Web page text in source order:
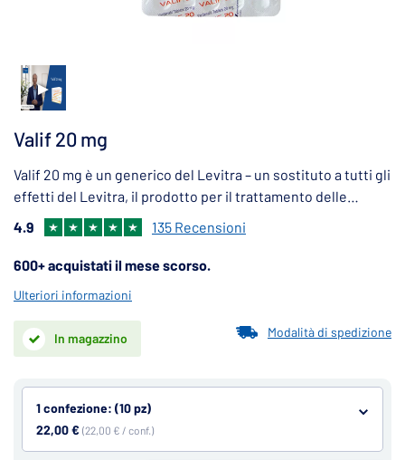
Valif 20 mg
Valif 20 mg è un generico del Levitra – un sostituto a tutti gli
effetti del Levitra, il prodotto per il trattamento delle
disfunzioni erettili negli uomini.
4.9 135 Recensioni
600+ acquistati il mese scorso.
Ulteriori informazioni
In magazzino Modalità di spedizione
1 confezione: (10 pz)
22,00 € (22,00 € / conf.)